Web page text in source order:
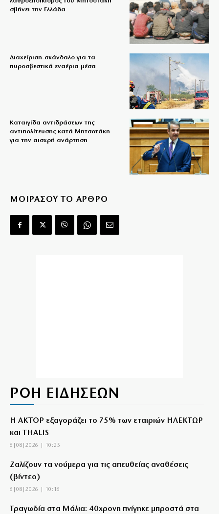
σβήνει την Ελλάδα
Διαχείριση-σκάνδαλο για τα
πυροσβεστικά εναέρια μέσα
Καταιγίδα αντιδράσεων της
αντιπολίτευσης κατά Μητσοτάκη
για την αισχρή ανάρτηση
ΜΟΙΡΑΣΟΥ ΤΟ ΑΡΘΡΟ
ΡΟΗ ΕΙΔΗΣΕΩΝ
Η ΑΚΤΟΡ εξαγοράζει το 75% των εταιριών ΗΛΕΚΤΩΡ
και THALIS
6|08|2026 | 10:25
Ζαλίζουν τα νούμερα για τις απευθείας αναθέσεις
(βίντεο)
6|08|2026 | 10:16
Τραγωδία στα Μάλια: 40χρονη πνίγηκε μπροστά στα